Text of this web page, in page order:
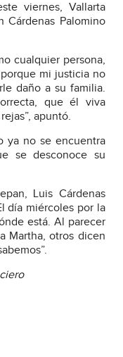
viernes, Vallarta
Cárdenas Palomino
cualquier persona,
mi justicia no
daño a su familia.
que él viva
apuntó.
ya no se encuentra
se desconoce su
Luis Cárdenas
día miércoles por la
está. Al parecer
Martha, otros dicen